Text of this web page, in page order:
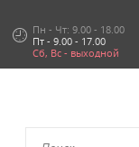
Пн - Чт: 9.00 - 18.00
Пт - 9.00 - 17.00
Сб, Вс - выходной